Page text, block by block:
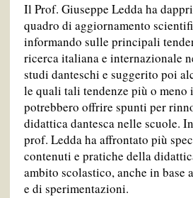
Il Prof. Giuseppe Ledda ha
quadro di aggiornamento
informando sulle principali
ricerca italiana e internazionale
studi danteschi e suggerito poi
le quali tali tendenze più o meno
potrebbero offrire spunti per
didattica dantesca nelle scuole.
prof. Ledda ha affrontato più
contenuti e pratiche della
ambito scolastico, anche in
e di sperimentazioni.